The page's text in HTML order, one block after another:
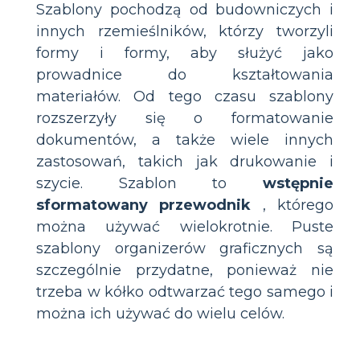
Szablony pochodzą od budowniczych i
innych rzemieślników, którzy tworzyli
formy i formy, aby służyć jako
prowadnice do kształtowania
materiałów. Od tego czasu szablony
rozszerzyły się o formatowanie
dokumentów, a także wiele innych
zastosowań, takich jak drukowanie i
szycie. Szablon to wstępnie
sformatowany przewodnik , którego
można używać wielokrotnie. Puste
szablony organizerów graficznych są
szczególnie przydatne, ponieważ nie
trzeba w kółko odtwarzać tego samego i
można ich używać do wielu celów.